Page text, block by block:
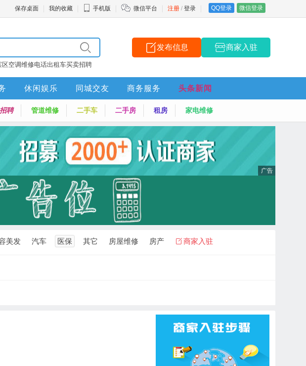
注册 / 登录 QQ登录 微信登录
保存桌面 我的收藏 手机版 微信平台
区空调维修电话出租车买卖招聘
发布信息 商家入驻
休闲娱乐 同城交友 商务服务 头条新闻
招聘 管道维修 二手车 二手房 租房 家电维修
美发 汽车 医保 其它 房屋维修 房产 商家入驻